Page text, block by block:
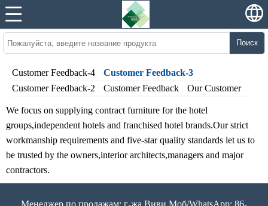
Поиск
Customer Feedback-4
Customer Feedback-3
Customer Feedback-2
Customer Feedback Our Customer
We focus on supplying contract furniture for the hotel
groups,independent hotels and franchised hotel brands.Our strict
workmanship requirements and five-star quality standards let us to
be trusted by the owners,interior architects,managers and major
contractors.
Менеджер по продажам: г-жа Виви Моб/WhatsApp: 86-